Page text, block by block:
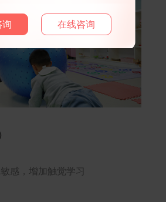
感，增加触觉学习
询 在线咨询